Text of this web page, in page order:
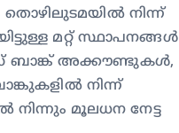
നിന്ന്
മറ്റ് സ്ഥാപനങ്ങൾ
ബാങ്ക് അക്കൗണ്ടുകൾ,
നിന്ന്
നിന്നും മൂലധന നേട്ട